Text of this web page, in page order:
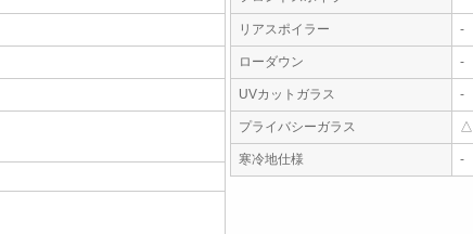
リアスポイラー -
ローダウン -
UVカットガラス -
プライバシーガラス △
寒冷地仕様 -